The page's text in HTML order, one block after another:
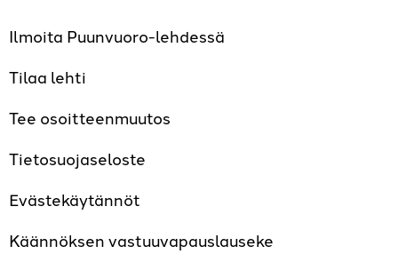
Ilmoita Puunvuoro-lehdessä
Tilaa lehti
Tee osoitteenmuutos
Tietosuojaseloste
Evästekäytännöt
Käännöksen vastuuvapauslauseke